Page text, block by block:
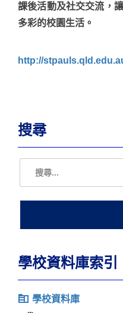
課後活動及社交交流，
多彩的校園生活。
http://
搜尋
學校資料庫索引
學校資料庫